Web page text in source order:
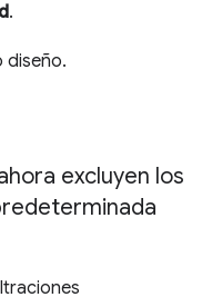
.
diseño.
excluyen los